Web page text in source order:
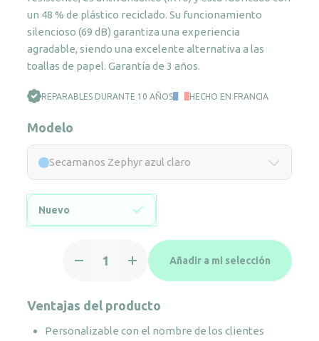
un 48 % de plástico reciclado. Su funcionamiento
silencioso (69 dB) garantiza una experiencia
agradable, siendo una excelente alternativa a las
toallas de papel. Garantía de 3 años.
REPARABLES DURANTE 10 AÑOS HECHO EN FRANCIA
Modelo
Secamanos Zephyr azul claro
Nuevo
Zephyr
claro
cantidad
Añadir a mi selección
Ventajas del producto
Personalizable con el nombre de los clientes